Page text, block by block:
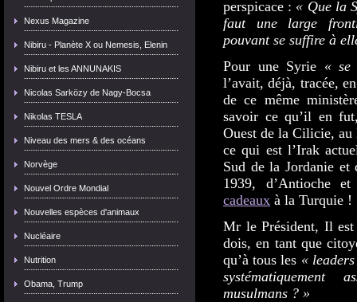
Nexus Magazine
Nibiru - Planète X ou Nemesis, Elenin
Nibiru et les ANNUNAKIS
Nicolas Sarközy de Nagy-Bocsa
Nikolas TESLA
Niveau des mers & des océans
Norvège
Nouvel Ordre Mondial
Nouvelles espèces d'animaux
Nucléaire
Nutrition
Obama, Trump
perspicace : « Que la
faut une large
pouvant se suffire à
Pour une Syrie « se
l’avait, déjà, tracée,
de ce même
savoir ce qu’il en
Ouest de la Cilicie,
ce qui est l’Irak
Sud de la Jordanie et
1939, d’Antioche
cadeaux à la Turquie !
Mr le Président, Il est
dois, en tant que
qu’à tous les «
systématiquement
musulmans ? »